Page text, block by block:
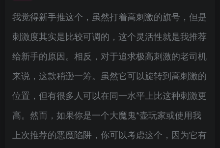
我觉得新手推这个，虽然打着高刺激的旗号，但是
刺激度其实是比较可调的，这个灵活性就是我推荐
给新手的原因。相反，对于追求极高刺激的老司机
来说，这款稍逊一筹。虽然它可以旋转到高刺激的
位置，但有很多人可以在同一水平上比这种刺激更
高。然而，如果你是一个大魔鬼*壶玩家或使用我
上次推荐的恶魔陷阱，你可以考虑这个，因为它有